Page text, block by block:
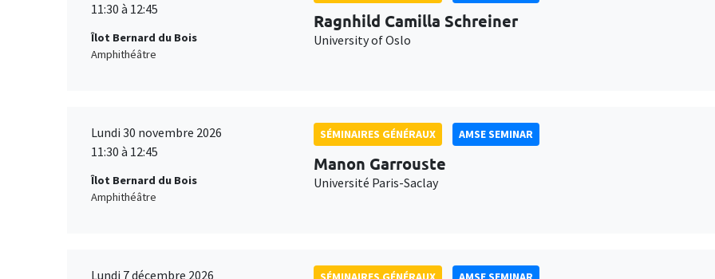
11:30 à 12:45
Îlot Bernard du Bois
Amphithéâtre
Ragnhild Camilla Schreiner
University of Oslo
Lundi 30 novembre 2026
11:30 à 12:45
Îlot Bernard du Bois
Amphithéâtre
SÉMINAIRES GÉNÉRAUX AMSE SEMINAR
Manon Garrouste
Université Paris-Saclay
Lundi 7 décembre 2026